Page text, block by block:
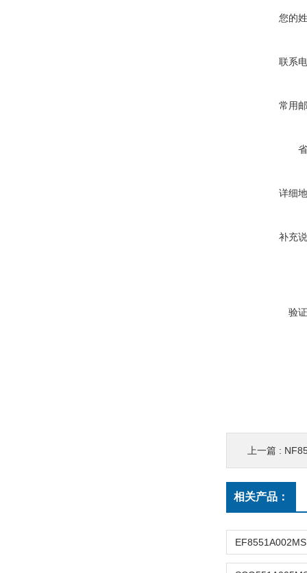
您的
联系
常用
详细
补充
验
上一篇 :
相关产品：